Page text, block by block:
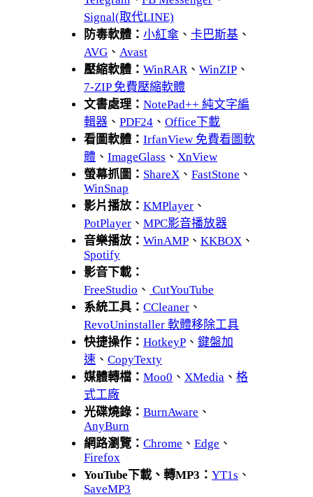
Signal(取代LINE)
防毒軟體： 小紅傘 、 卡巴斯基 、
AVG 、 Avast
壓縮軟體： WinRAR、 WinZIP 、
7-ZIP 免費壓縮軟體
文書處理： NotePad++ 純文字編
輯器 、 PDF24 、 Office下載
看圖軟體： IrfanView 免費看圖軟
體 、 ImageGlass 、 XnView
螢幕抓圖： ShareX 、 FastStone 、
WinSnap
影片播放： KMPlayer 、
PotPlayer 、 MPC影音播放器
音樂播放： WinAMP 、 KKBOX 、
Spotify
影音下載：
FreeStudio 、 CutYouTube
系統工具： CCleaner 、
RevoUninstaller 軟體移除工具
快捷操作： HotkeyP 、 鍵盤加
速 、 CopyTexty
媒體轉檔： Moo0 、 XMedia 、 格
式工廠
光碟燒錄： BurnAware 、
AnyBurn
網路瀏覽： Chrome 、 Edge 、
Firefox
YouTube下載、轉MP3： YT1s 、
SaveMP3